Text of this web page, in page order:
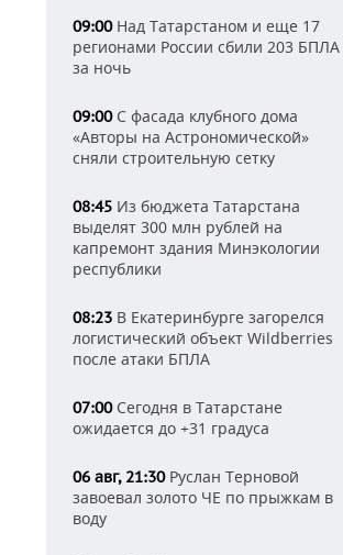
09:00Над Татарстаном и еще 17
регионами России сбили 203 БПЛА
за ночь
09:00С фасада клубного дома
«Авторы на Астрономической»
сняли строительную сетку
08:45 Из бюджета Татарстана
выделят 300 млн рублей на
капремонт здания Минэкологии
республики
08:23 В Екатеринбурге загорелся
логистический объект Wildberries
после атаки БПЛА
07:00Сегодня в Татарстане
ожидается до +31 градуса
06 авг, 21:30Руслан Терновой
завоевал золото ЧЕ по прыжкам в
воду